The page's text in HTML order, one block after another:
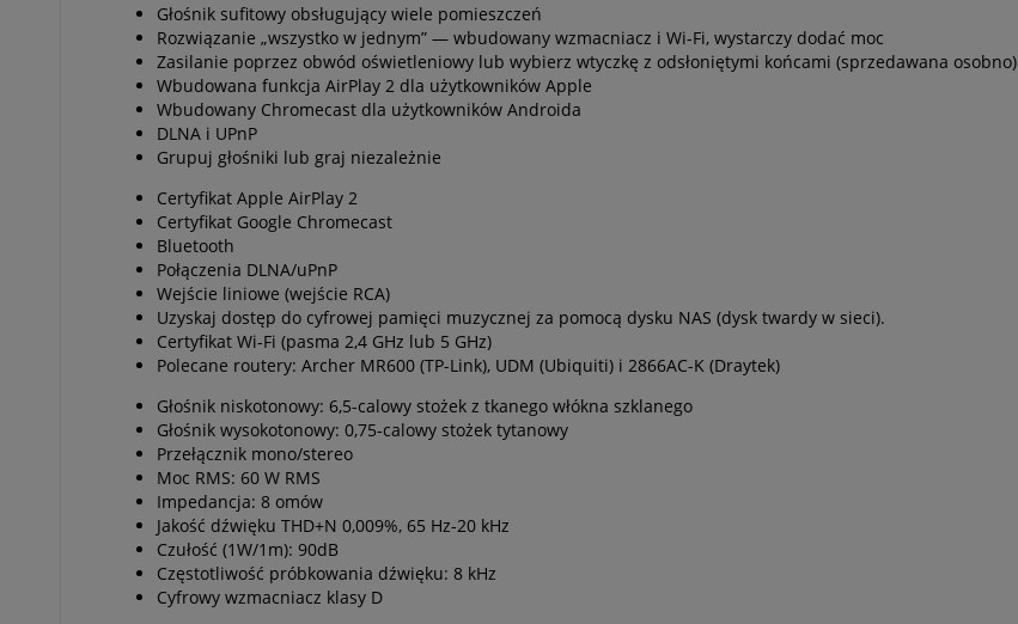
Głośnik sufitowy obsługujący wiele pomieszczeń
Rozwiązanie „wszystko w jednym” — wbudowany wzmacniacz i Wi-Fi, wystarczy dodać moc
Zasilanie poprzez obwód oświetleniowy lub wybierz wtyczkę z odsłoniętymi końcami (sprzedawana osobno)
Wbudowana funkcja AirPlay 2 dla użytkowników Apple
Wbudowany Chromecast dla użytkowników Androida
DLNA i UPnP
Grupuj głośniki lub graj niezależnie
Certyfikat Apple AirPlay 2
Certyfikat Google Chromecast
Bluetooth
Połączenia DLNA/uPnP
Wejście liniowe (wejście RCA)
Uzyskaj dostęp do cyfrowej pamięci muzycznej za pomocą dysku NAS (dysk twardy w sieci).
Certyfikat Wi-Fi (pasma 2,4 GHz lub 5 GHz)
Polecane routery: Archer MR600 (TP-Link), UDM (Ubiquiti) i 2866AC-K (Draytek)
Głośnik niskotonowy: 6,5-calowy stożek z tkanego włókna szklanego
Głośnik wysokotonowy: 0,75-calowy stożek tytanowy
Przełącznik mono/stereo
Moc RMS: 60 W RMS
Impedancja: 8 omów
Jakość dźwięku THD+N 0,009%, 65 Hz-20 kHz
Czułość (1W/1m): 90dB
Częstotliwość próbkowania dźwięku: 8 kHz
Cyfrowy wzmacniacz klasy D